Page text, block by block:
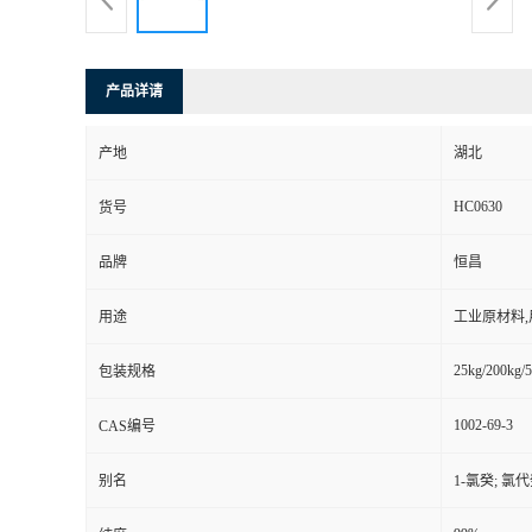
产品详请
产地 湖北
货号 HC0630
品牌 恒昌
用途 工业原材料
包装规格 25kg/200kg/
CAS编号 1002-69-3
别名 1-氯癸; 氯